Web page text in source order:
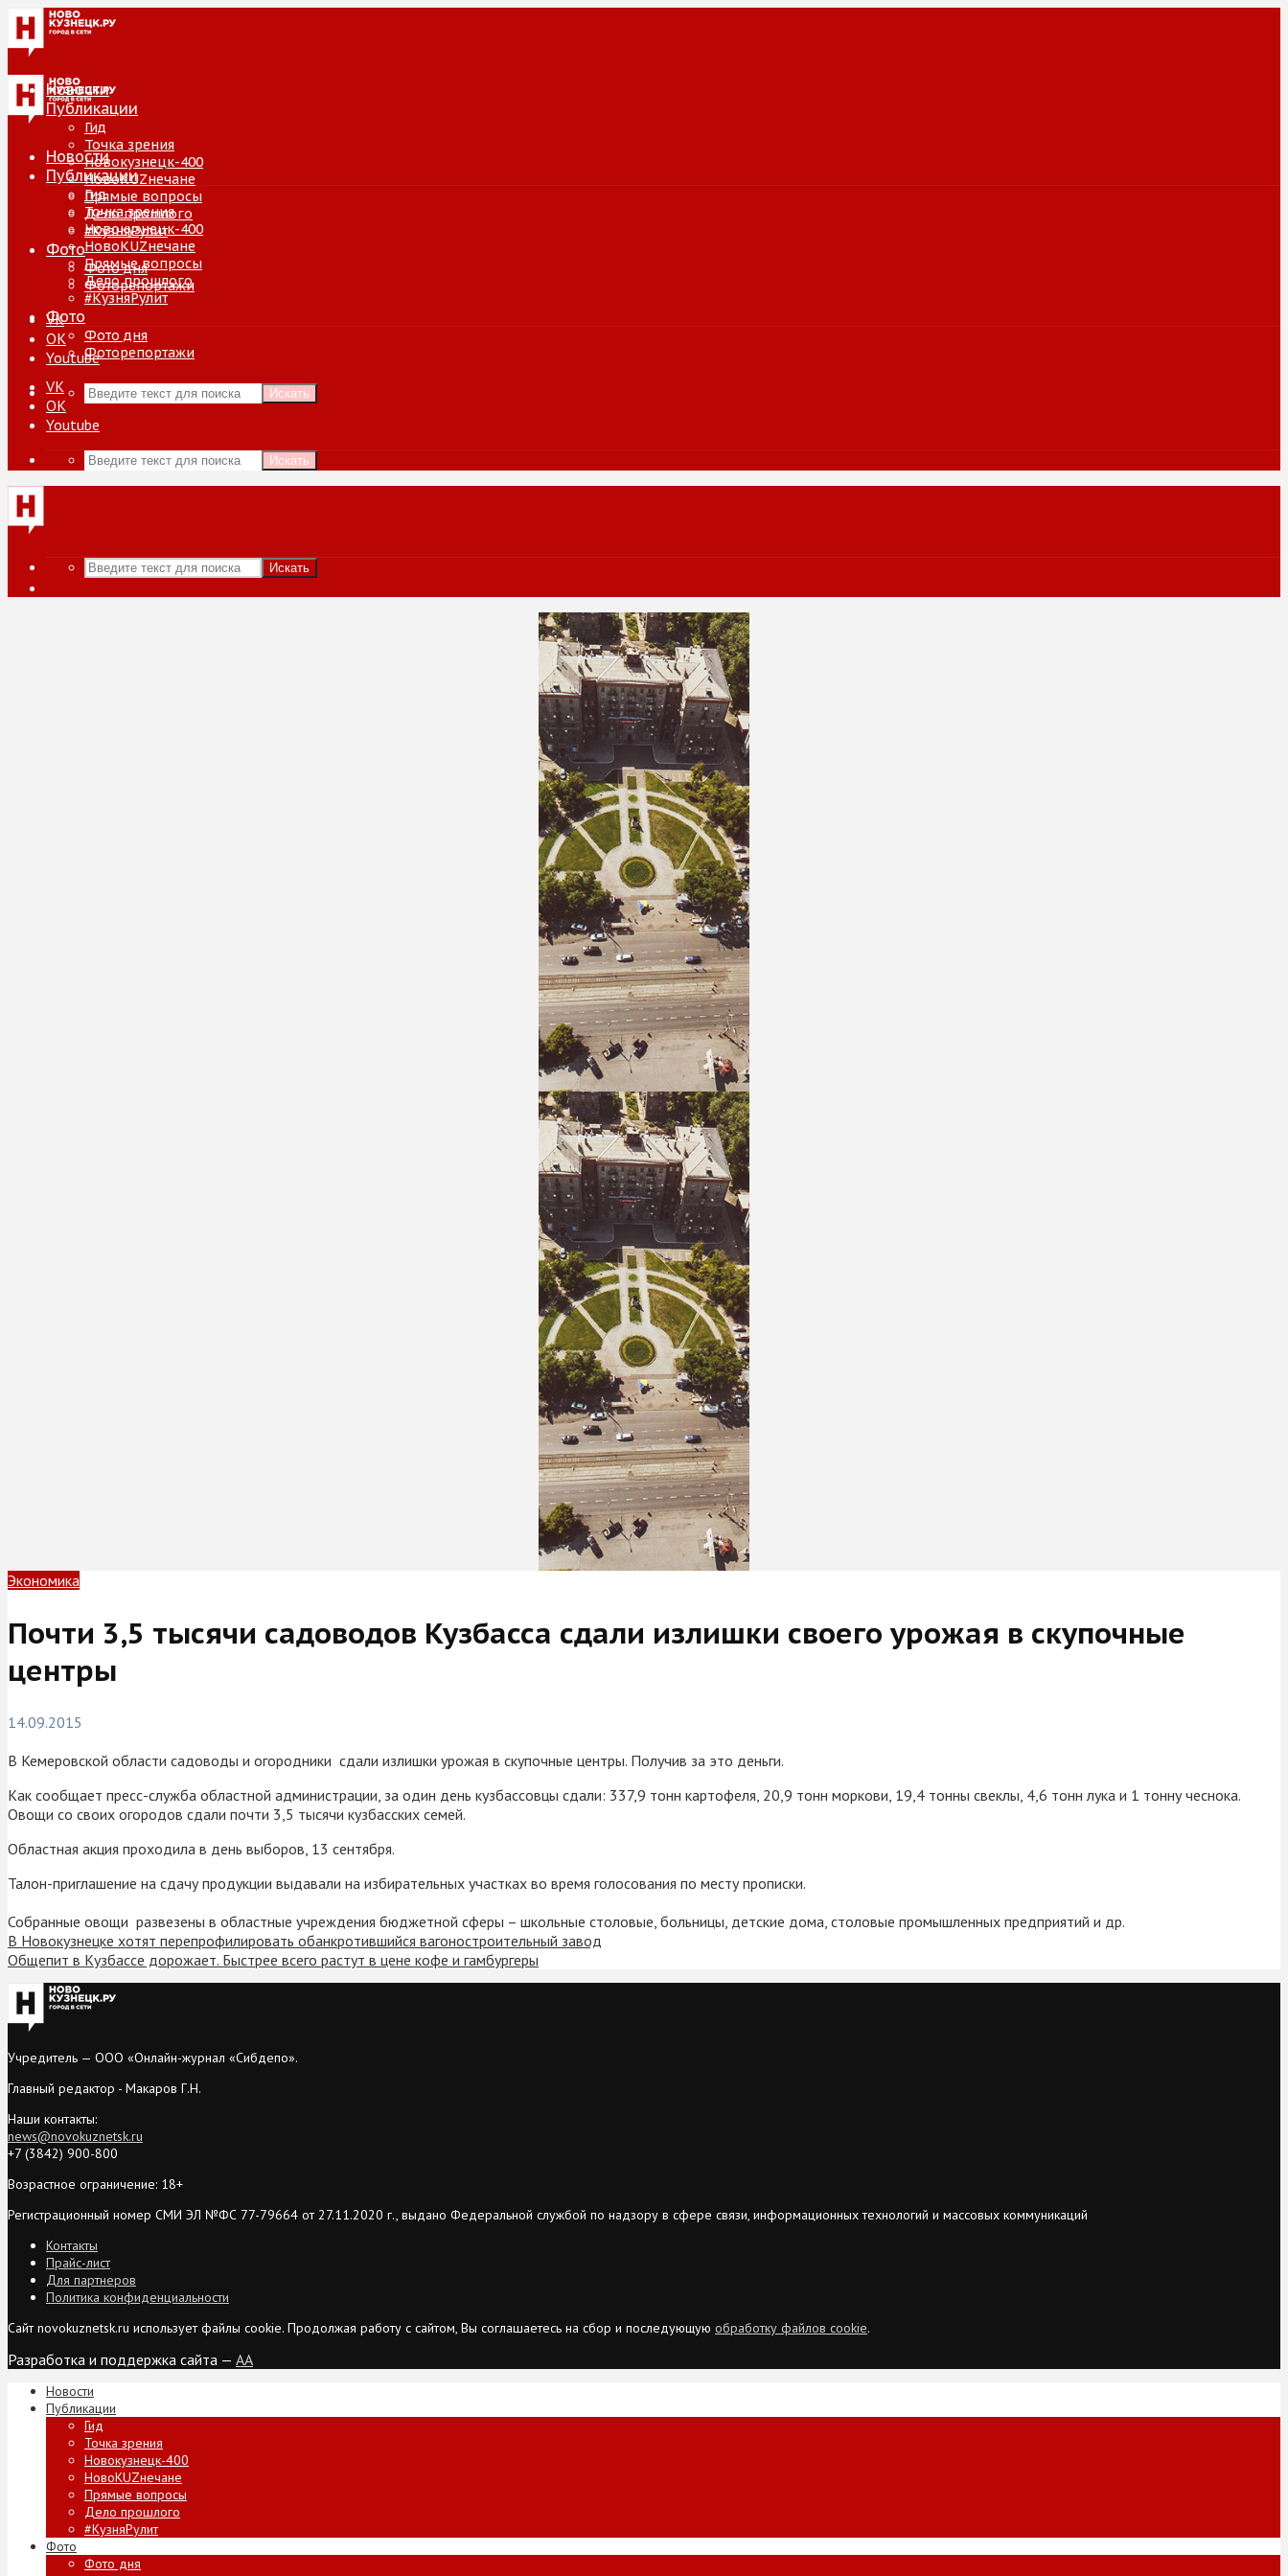
Новости
Публикации
Гид
Точка зрения
Новокузнецк-400
НовоKUZнечане
Прямые вопросы
Дело прошлого
#КузняРулит
Фото
Фото дня
Фоторепортажи
VK
ОК
Youtube
Искать
Новости
Публикации
Гид
Точка зрения
Новокузнецк-400
НовоKUZнечане
Прямые вопросы
Дело прошлого
#КузняРулит
Фото
Фото дня
Фоторепортажи
VK
ОК
Youtube
Искать
Искать
Экономика
Почти 3,5 тысячи садоводов Кузбасса сдали излишки своего урожая в скупочные
центры
14.09.2015
В Кемеровской области садоводы и огородники сдали излишки урожая в скупочные центры. Получив за это деньги.
Как сообщает пресс-служба областной администрации, за один день кузбассовцы сдали: 337,9 тонн картофеля, 20,9 тонн моркови, 19,4 тонны свеклы, 4,6 тонн лука и 1 тонну чеснока.
Овощи со своих огородов сдали почти 3,5 тысячи кузбасских семей.
Областная акция проходила в день выборов, 13 сентября.
Талон-приглашение на сдачу продукции выдавали на избирательных участках во время голосования по месту прописки.
Собранные овощи развезены в областные учреждения бюджетной сферы – школьные столовые, больницы, детские дома, столовые промышленных предприятий и др.
В Новокузнецке хотят перепрофилировать обанкротившийся вагоностроительный завод
Общепит в Кузбассе дорожает. Быстрее всего растут в цене кофе и гамбургеры
Учредитель — ООО «Онлайн-журнал «Сибдепо».
Главный редактор - Макаров Г.Н.
Наши контакты:
news@novokuznetsk.ru
+7 (3842) 900-800
Возрастное ограничение: 18+
Регистрационный номер СМИ ЭЛ №ФС 77-79664 от 27.11.2020 г., выдано Федеральной службой по надзору в сфере связи, информационных технологий и массовых коммуникаций
Контакты
Прайс-лист
Для партнеров
Политика конфиденциальности
Сайт novokuznetsk.ru использует файлы cookie. Продолжая работу с сайтом, Вы соглашаетесь на сбор и последующую обработку файлов cookie.
Разработка и поддержка сайта — AA
Новости
Публикации
Гид
Точка зрения
Новокузнецк-400
НовоKUZнечане
Прямые вопросы
Дело прошлого
#КузняРулит
Фото
Фото дня